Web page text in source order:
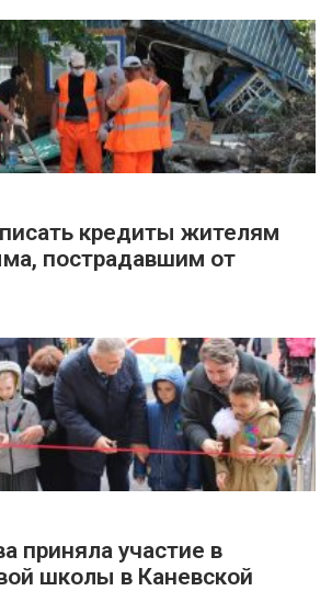
кредиты жителям
пострадавшим от
приняла участие в
школы в Каневской